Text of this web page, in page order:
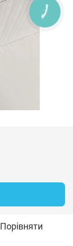
Порівняти
КНОПКА
ЗВ'ЯЗКУ